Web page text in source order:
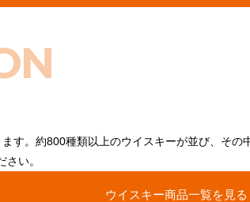
す。約800種類以上のウイスキーが並び、そ
い。
ウイスキー商品一覧を見る